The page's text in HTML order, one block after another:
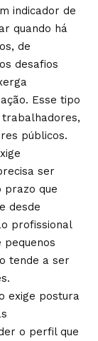
indicador de
quando há
de
desafios
Esse tipo
públicos.
ser
prazo que
desde
profissional
tende a ser
exige postura
o perfil que